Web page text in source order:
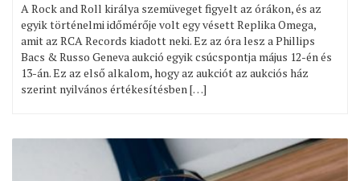
A Rock and Roll királya szemüveget figyelt az órákon, és az
egyik történelmi időmérője volt egy vésett Replika Omega,
amit az RCA Records kiadott neki. Ez az óra lesz a Phillips
Bacs & Russo Geneva aukció egyik csúcspontja május 12-én és
13-án. Ez az első alkalom, hogy az aukciót az aukciós ház
szerint nyilvános értékesítésben […]